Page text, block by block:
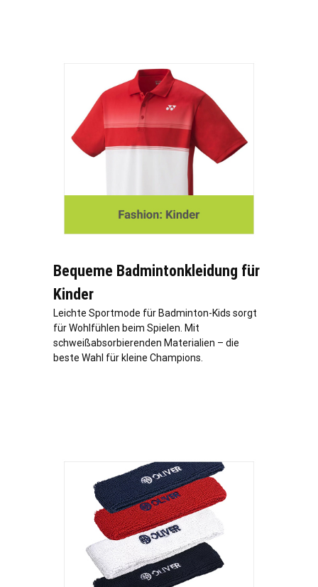
Bequeme Badmintonkleidung für
Kinder
Leichte Sportmode für Badminton-Kids sorgt
für Wohlfühlen beim Spielen. Mit
schweißabsorbierenden Materialien – die
beste Wahl für kleine Champions.